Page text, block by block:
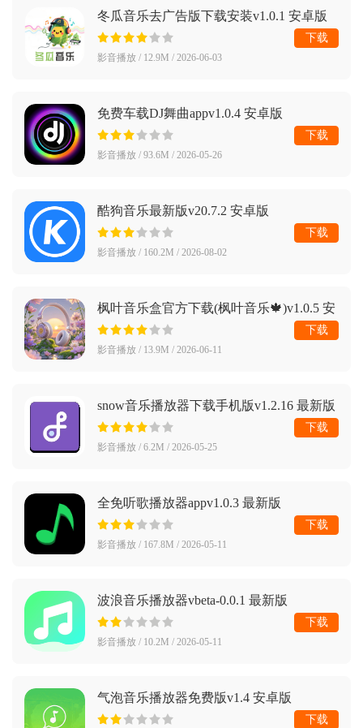
冬瓜音乐去广告版下载安装v1.0.1 安卓版
影音播放 / 12.9M / 2026-06-03
下载
免费车载DJ舞曲appv1.0.4 安卓版
影音播放 / 93.6M / 2026-05-26
下载
酷狗音乐最新版v20.7.2 安卓版
影音播放 / 160.2M / 2026-08-02
下载
枫叶音乐盒官方下载(枫叶音乐🍁)v1.0.5 安
卓版
影音播放 / 13.9M / 2026-06-11
下载
snow音乐播放器下载手机版v1.2.16 最新版
影音播放 / 6.2M / 2026-05-25
下载
全免听歌播放器appv1.0.3 最新版
影音播放 / 167.8M / 2026-05-11
下载
波浪音乐播放器vbeta-0.0.1 最新版
影音播放 / 10.2M / 2026-05-11
下载
气泡音乐播放器免费版v1.4 安卓版
下载